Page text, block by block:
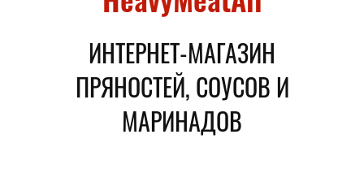
ИНТЕРНЕТ-МАГАЗИН
ПРЯНОСТЕЙ, СОУСОВ И
МАРИНАДОВ